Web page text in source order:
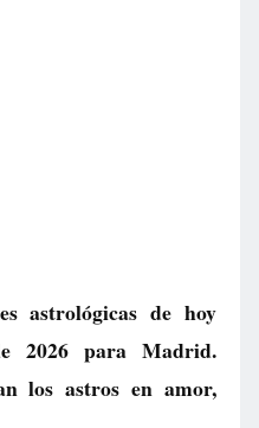
astrológicas de hoy
2026 para Madrid.
los astros en amor,